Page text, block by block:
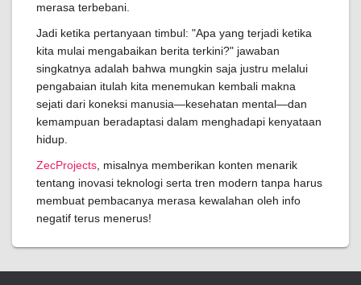
merasa terbebani.
Jadi ketika pertanyaan timbul: "Apa yang terjadi ketika
kita mulai mengabaikan berita terkini?" jawaban
singkatnya adalah bahwa mungkin saja justru melalui
pengabaian itulah kita menemukan kembali makna
sejati dari koneksi manusia—kesehatan mental—dan
kemampuan beradaptasi dalam menghadapi kenyataan
hidup.
ZecProjects , misalnya memberikan konten menarik
tentang inovasi teknologi serta tren modern tanpa harus
membuat pembacanya merasa kewalahan oleh info
negatif terus menerus!